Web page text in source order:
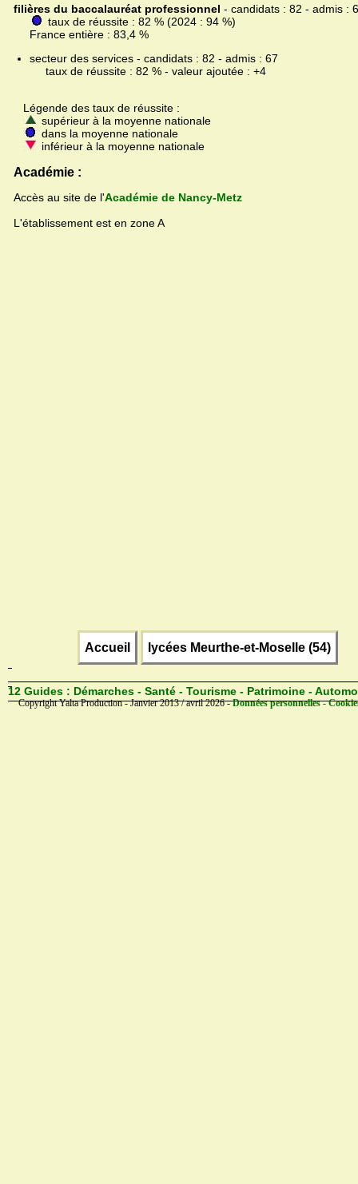
filières du baccalauréat professionnel - candidats : 82 - admis :
taux de réussite : 82 % (2024 : 94 %)
France entière : 83,4 %
secteur des services - candidats : 82 - admis : 67
taux de réussite : 82 % - valeur ajoutée : +4
Légende des taux de réussite :
supérieur à la moyenne nationale
dans la moyenne nationale
inférieur à la moyenne nationale
Académie :
Accès au site de l'Académie de Nancy-Metz
L'établissement est en zone A
Accueil lycées Meurthe-et-Moselle (54)
12 Guides : Démarches - Santé - Tourisme - Patrimoine -
Copyright Yalta Production - Janvier 2013 / avril 2026 -Données personnelles -